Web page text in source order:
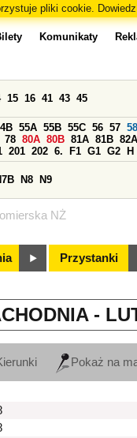
pliki cookie.
NŻ
Komunikaty
15 16 41 43 45
55A 55B 55C 56 57
78 80A 80B 81A 81B 82A
201 202 6. F1 G1 G2 H
N8 N9
Przystanki
-
Pokaż na